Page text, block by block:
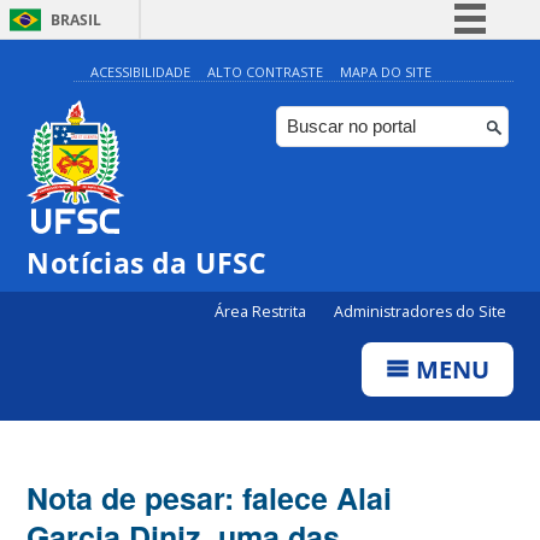
BRASIL
Simplifique!
Comunica BR
Participe
ACESSIBILIDADE ALTO CONTRASTE MAPA DO SITE
Notícias da UFSC
Área Restrita Administradores do Site
MENU
Nota de pesar: falece Alai